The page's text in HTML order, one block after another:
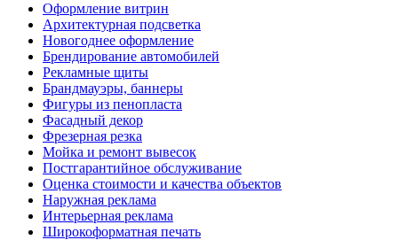
Оформление витрин
Архитектурная подсветка
Новогоднее оформление
Брендирование автомобилей
Рекламные щиты
Брандмауэры, баннеры
Фигуры из пенопласта
Фасадный декор
Фрезерная резка
Мойка и ремонт вывесок
Постгарантийное обслуживание
Оценка стоимости и качества объектов
Наружная реклама
Интерьерная реклама
Широкоформатная печать